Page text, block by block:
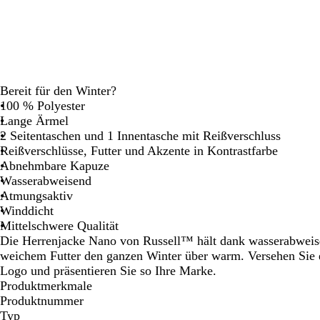
Bereit für den Winter?
100 % Polyester
Lange Ärmel
2 Seitentaschen und 1 Innentasche mit Reißverschluss
Reißverschlüsse, Futter und Akzente in Kontrastfarbe
Abnehmbare Kapuze
Wasserabweisend
Atmungsaktiv
Winddicht
Mittelschwere Qualität
Die Herrenjacke Nano von Russell™ hält dank
weichem Futter den ganzen Winter über warm. Versehen
Logo und präsentieren Sie so Ihre Marke.
Produktmerkmale
Produktnummer
Typ